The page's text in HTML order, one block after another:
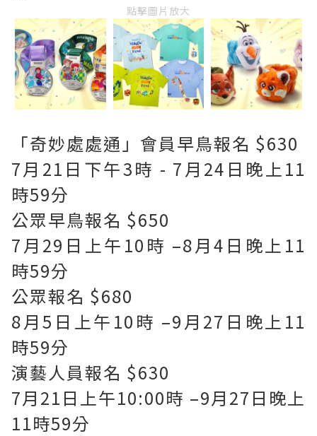
點擊圖片放大
「奇妙處處通」會員早鳥報名 $630
7月21日下午3時 - 7月24日晚上11
時59分
公眾早鳥報名 $650
7月29日上午10時 –8月4日晚上11
時59分
公眾報名 $680
8月5日上午10時 –9月27日晚上11
時59分
演藝人員報名 $630
7月21日上午10:00時 –9月27日晚上
11時59分